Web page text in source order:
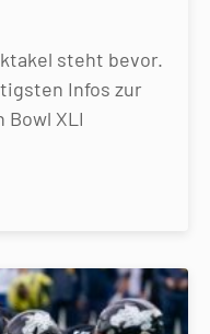
steht bevor.
Infos zur
Bowl XLI